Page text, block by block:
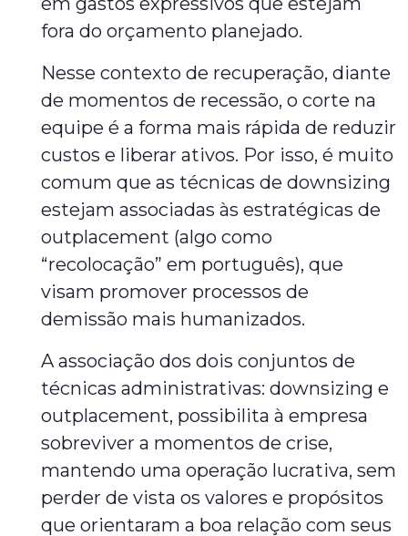
fora do orçamento planejado.
Nesse contexto de recuperação, diante
de momentos de recessão, o corte na
equipe é a forma mais rápida de reduzir
custos e liberar ativos. Por isso, é muito
comum que as técnicas de downsizing
estejam associadas às estratégicas de
outplacement (algo como
“recolocação” em português), que
visam promover processos de
demissão mais humanizados.
A associação dos dois conjuntos de
técnicas administrativas: downsizing e
outplacement, possibilita à empresa
sobreviver a momentos de crise,
mantendo uma operação lucrativa, sem
perder de vista os valores e propósitos
que orientaram a boa relação com seus